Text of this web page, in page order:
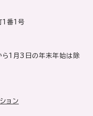
番1号
ら1月3日の年末年始は除
ョン